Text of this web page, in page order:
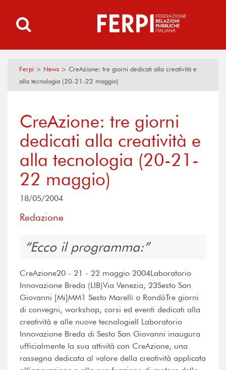
Ferpi > News > CreAzione: tre giorni dedicati alla creatività e
alla tecnologia (20-21-22 maggio)
CreAzione: tre giorni
dedicati alla creatività e
alla tecnologia (20-21-
22 maggio)
18/05/2004
Redazione
Ecco il programma:
CreAzione20 - 21 - 22 maggio 2004Laboratorio
Innovazione Breda (LIB)Via Venezia, 23Sesto San
Giovanni [Mi]MM1 Sesto Marelli o RondòTre giorni
di convegni, workshop, corsi ed eventi dedicati alla
creatività e alle nuove tecnologieIl Laboratorio
Innovazione Breda di Sesto San Giovanni inaugura
ufficialmente la sua attività con CreAzione, una
rassegna dedicata al valore della creatività applicata